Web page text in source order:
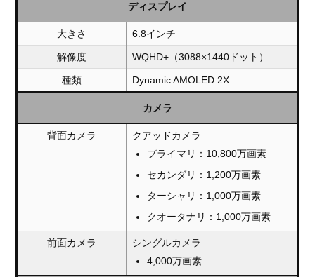
ディスプレイ
大きさ 6.8インチ
解像度 WQHD+（3088×1440ドット）
種類 Dynamic AMOLED 2X
カメラ
背面カメラ
クアッドカメラ
プライマリ：10,800万画素
セカンダリ：1,200万画素
ターシャリ：1,000万画素
クオータナリ：1,000万画素
前面カメラ
シングルカメラ
4,000万画素